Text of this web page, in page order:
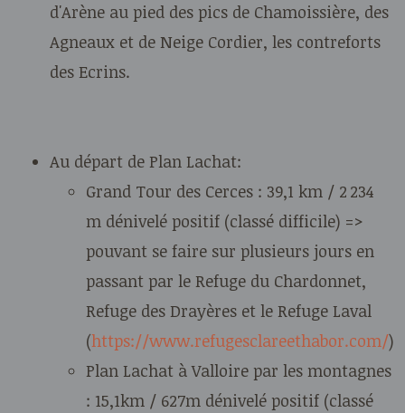
d'Arène au pied des pics de Chamoissière, des
Agneaux et de Neige Cordier, les contreforts
des Ecrins.
Au départ de Plan Lachat:
Grand Tour des Cerces : 39,1 km / 2 234
m dénivelé positif (classé difficile) =>
pouvant se faire sur plusieurs jours en
passant par le Refuge du Chardonnet,
Refuge des Drayères et le Refuge Laval
(https://www.refugesclareethabor.com/)
Plan Lachat à Valloire par les montagnes
: 15,1km / 627m dénivelé positif (classé